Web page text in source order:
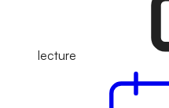
lecture